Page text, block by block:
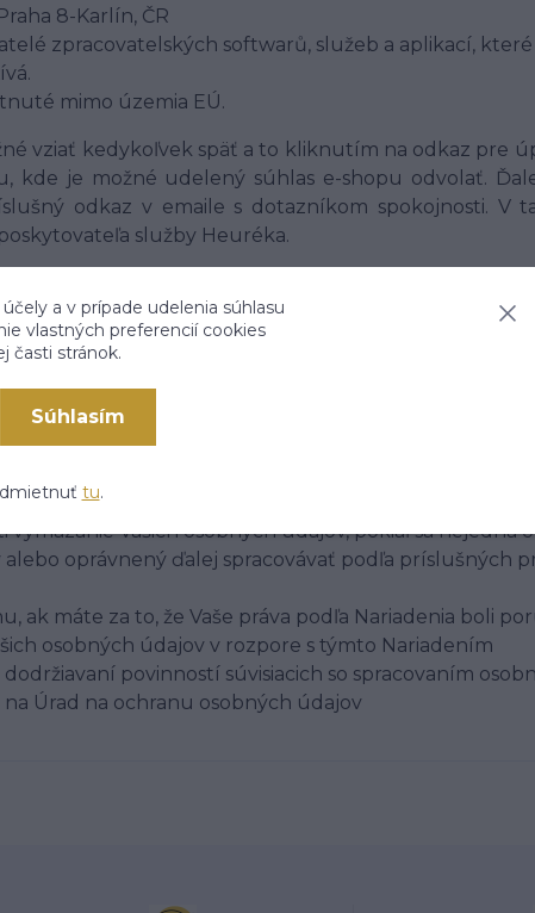
8-Karlín, ČR
zpracovatelských softwarů, služeb a aplikací, které
mimo územia EÚ.
vziať kedykoľvek späť a to kliknutím na odkaz pre
kde je možné udelený súhlas e-shopu odvolať.
odkaz v emaile s dotazníkom spokojnosti. V
služby Heuréka.
osobných údajov kedykoľvek späť, toto späť vzatie
dotazníka spokojnosti
aké Vaše osobné údaje spracúva
k Vašim spracovávaným osobným údajom a
osobných údajov na ich prenositeľnosť
osobné údaje aktualizovať, opraviť alebo požadovať
Vašich osobných údajov, pokiaľ sa nejedná
alebo oprávnený ďalej spracovávať podľa príslušných
ak máte za to, že Vaše práva podľa Nariadenia boli
osobných údajov v rozpore s týmto Nariadením
povinností súvisiacich so spracovaním
Úrad na ochranu osobných údajov
a v prípade udelenia súhlasu
vlastných preferencií cookies
časti stránok.
Súhlasím
tu.